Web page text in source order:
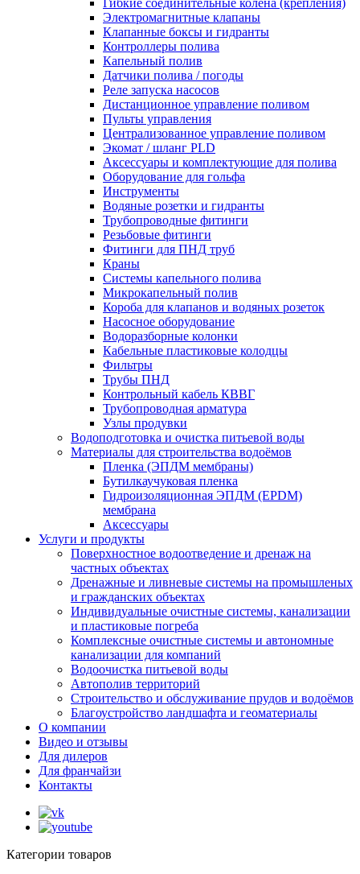
Гибкие соединительные колена (крепления)
Электромагнитные клапаны
Клапанные боксы и гидранты
Контроллеры полива
Капельный полив
Датчики полива / погоды
Реле запуска насосов
Дистанционное управление поливом
Пульты управления
Централизованное управление поливом
Экомат / шланг PLD
Аксессуары и комплектующие для полива
Оборудование для гольфа
Инструменты
Водяные розетки и гидранты
Трубопроводные фитинги
Резьбовые фитинги
Фитинги для ПНД труб
Краны
Системы капельного полива
Микрокапельный полив
Короба для клапанов и водяных розеток
Насосное оборудование
Водоразборные колонки
Кабельные пластиковые колодцы
Фильтры
Трубы ПНД
Контрольный кабель КВВГ
Трубопроводная арматура
Узлы продувки
Водоподготовка и очистка питьевой воды
Материалы для строительства водоёмов
Пленка (ЭПДМ мембраны)
Бутилкаучуковая пленка
Гидроизоляционная ЭПДМ (EPDM)
мембрана
Аксессуары
Услуги и продукты
Поверхностное водоотведение и дренаж на
частных объектах
Дренажные и ливневые системы на промышленых
и гражданских объектах
Индивидуальные очистные системы, канализации
и пластиковые погреба
Комплексные очистные системы и автономные
канализации для компаний
Водоочистка питьевой воды
Автополив территорий
Строительство и обслуживание прудов и водоёмов
Благоустройство ландшафта и геоматериалы
О компании
Видео и отзывы
Для дилеров
Для франчайзи
Контакты
Категории товаров